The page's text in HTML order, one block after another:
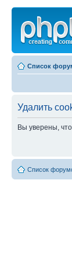
Список
Удалить
Вы уверены,
Список